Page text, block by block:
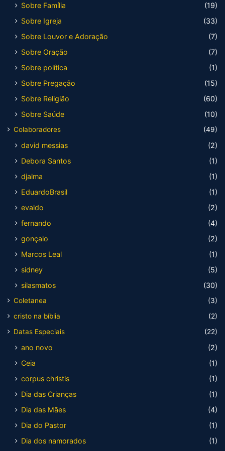
Sobre Família
(19)
Sobre Igreja
(33)
Sobre Louvor e Adoração
(7)
Sobre Oração
(7)
Sobre política
(1)
Sobre Pregação
(15)
Sobre Religião
(60)
Sobre Saúde
(10)
Colaboradores (49)
david messias
(2)
Debora Santos
(1)
djalma
(1)
EduardoBrasil
(1)
evaldo
(2)
fernando
(4)
gonçalo
(2)
Marcos Leal
(1)
sidney
(5)
silasmatos
(30)
Coletanea
(3)
cristo na bíblia
(2)
Datas Especiais
(22)
ano novo
(2)
Ceia
(1)
corpus christis
(1)
Dia das Crianças
(1)
Dia das Mães
(4)
Dia do Pastor
(1)
Dia dos namorados
(1)